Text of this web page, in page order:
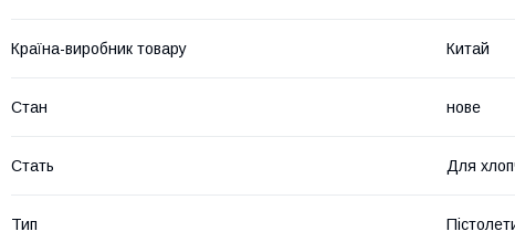
Країна-виробник товару Китай
Стан нове
Стать Для
Тип